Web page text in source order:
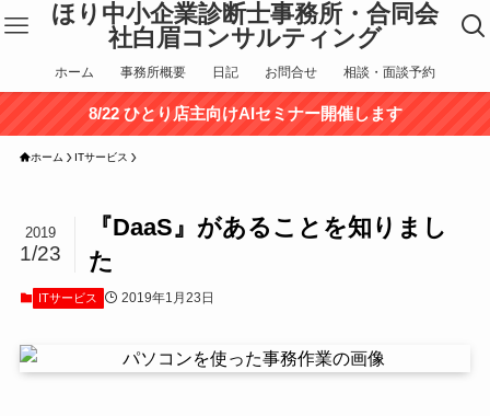
ほり中小企業診断士事務所・合同会
社白眉コンサルティング
ホーム 事務所概要 日記 お問合せ 相談・面談予約
8/22 ひとり店主向けAIセミナー開催します
ホーム ITサービス
『DaaS』があることを知りまし
た
2019
1/23
ITサービス 2019年1月23日